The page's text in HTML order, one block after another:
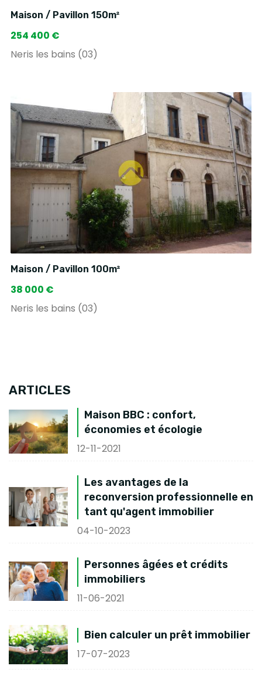
Maison / Pavillon 150m²
254 400 €
Neris les bains (03)
Maison / Pavillon 100m²
38 000 €
Neris les bains (03)
ARTICLES
Maison BBC : confort,
économies et écologie
12-11-2021
Les avantages de la
reconversion professionnelle en
tant qu'agent immobilier
04-10-2023
Personnes âgées et crédits
immobiliers
11-06-2021
Bien calculer un prêt immobilier
17-07-2023